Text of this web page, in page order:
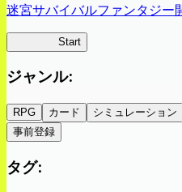
迷宮サバイバルファンタジー
Start
ジャンル:
RPG カード シミュレーション
事前登録
タグ: